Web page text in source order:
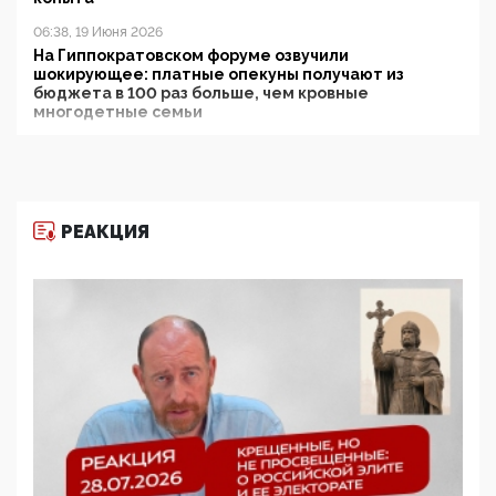
06:38, 19 Июня 2026
На Гиппократовском форуме озвучили
шокирующее: платные опекуны получают из
бюджета в 100 раз больше, чем кровные
многодетные семьи
11:53, 09 Июня 2026
деятельность ИИТО ЮНЕСКО в России, но
цифроглобалисты продолжают определять
повестку в образовании
09:43, 01 Июня 2026
5G за счет здоровья граждан: Минцифры намерено
отобрать у регионов и муниципалитетов право
защищать жилые дома и социальные объекты от
05:58, 26 Мая 2026
РЕАКЦИЯ